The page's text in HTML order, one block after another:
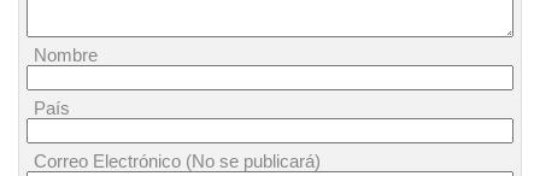
Nombre
País
Correo Electrónico (No se publicará)